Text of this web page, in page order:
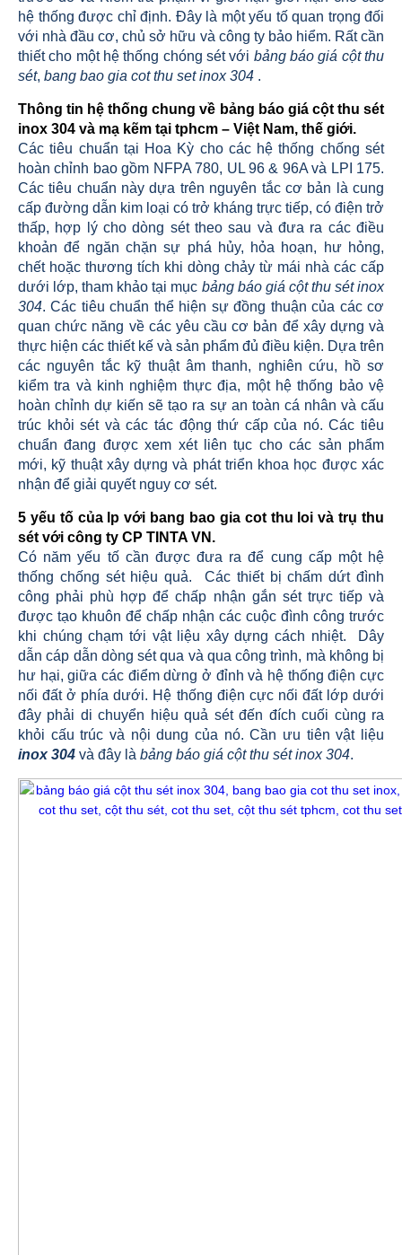
hệ thống được chỉ định. Đây là một yếu tố quan trọng đối
với nhà đầu cơ, chủ sở hữu và công ty bảo hiểm. Rất cần
thiết cho một hệ thống chóng sét với bảng báo giá cột thu
sét, bang bao gia cot thu set inox 304 .
Thông tin hệ thống chung về bảng báo giá cột thu sét
inox 304 và mạ kẽm tại tphcm – Việt Nam, thế giới.
Các tiêu chuẩn tại Hoa Kỳ cho các hệ thống chống sét
hoàn chỉnh bao gồm NFPA 780, UL 96 & 96A và LPI 175.
Các tiêu chuẩn này dựa trên nguyên tắc cơ bản là cung
cấp đường dẫn kim loại có trở kháng trực tiếp, có điện trở
thấp, hợp lý cho dòng sét theo sau và đưa ra các điều
khoản để ngăn chặn sự phá hủy, hỏa hoạn, hư hỏng,
chết hoặc thương tích khi dòng chảy từ mái nhà các cấp
dưới lớp, tham khảo tại mục bảng báo giá cột thu sét inox
304. Các tiêu chuẩn thể hiện sự đồng thuận của các cơ
quan chức năng về các yêu cầu cơ bản để xây dựng và
thực hiện các thiết kế và sản phẩm đủ điều kiện. Dựa trên
các nguyên tắc kỹ thuật âm thanh, nghiên cứu, hồ sơ
kiểm tra và kinh nghiệm thực địa, một hệ thống bảo vệ
hoàn chỉnh dự kiến ​​sẽ tạo ra sự an toàn cá nhân và cấu
trúc khỏi sét và các tác động thứ cấp của nó. Các tiêu
chuẩn đang được xem xét liên tục cho các sản phẩm
mới, kỹ thuật xây dựng và phát triển khoa học được xác
nhận để giải quyết nguy cơ sét.
5 yếu tố của lp với bang bao gia cot thu loi và trụ thu
sét với công ty CP TINTA VN.
Có năm yếu tố cần được đưa ra để cung cấp một hệ
thống chống sét hiệu quả. Các thiết bị chấm dứt đình
công phải phù hợp để chấp nhận gắn sét trực tiếp và
được tạo khuôn để chấp nhận các cuộc đình công trước
khi chúng chạm tới vật liệu xây dựng cách nhiệt. Dây
dẫn cáp dẫn dòng sét qua và qua công trình, mà không bị
hư hại, giữa các điểm dừng ở đỉnh và hệ thống điện cực
nối đất ở phía dưới. Hệ thống điện cực nối đất lớp dưới
đây phải di chuyển hiệu quả sét đến đích cuối cùng ra
khỏi cấu trúc và nội dung của nó. Cần ưu tiên vật liệu
inox 304 và đây là bảng báo giá cột thu sét inox 304.